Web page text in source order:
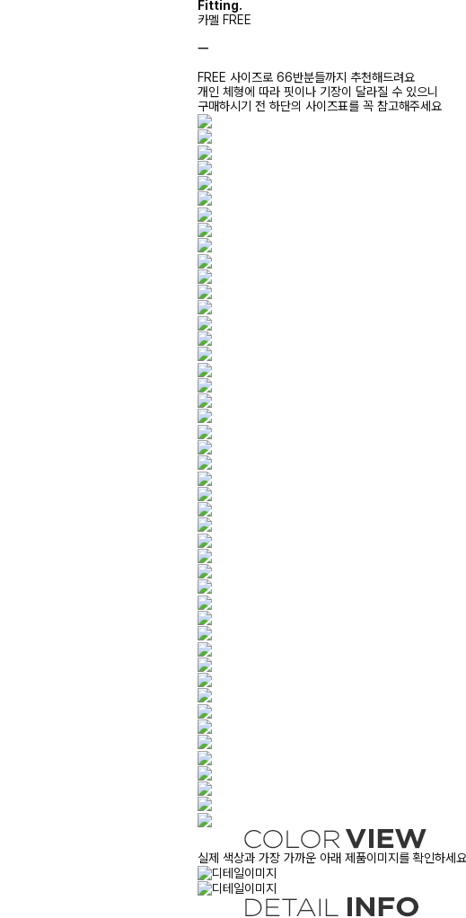
Fitting.
카멜 FREE
ㅡ
FREE 사이즈로 66반분들까지 추천해드려요
개인 체형에 따라 핏이나 기장이 달라질 수 있으니
구매하시기 전 하단의 사이즈표를 꼭 참고해주세요
실제 색상과 가장 가까운 아래 제품이미지를 확인하세